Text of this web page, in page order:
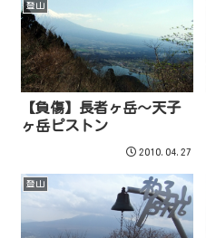
登山
【負傷】長者ヶ岳～天子
ヶ岳ピストン
2010.04.27
登山